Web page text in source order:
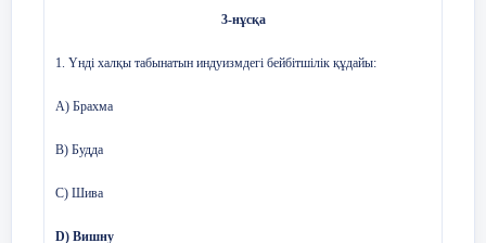
3-нұсқа
1. Үнді халқы табынатын индуизмдегі бейбітшілік құдайы:
А) Брахма
В) Будда
С) Шива
D) Вишну